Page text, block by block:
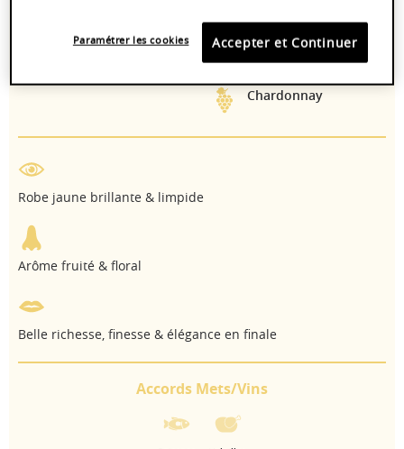
Manuelle
Chardonnay
Robe jaune brillante & limpide
Arôme fruité & floral
Belle richesse, finesse & élégance en finale
Accords Mets/Vins
Accepter et Continuer
Paramétrer les cookies